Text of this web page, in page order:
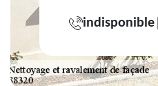
indisponible